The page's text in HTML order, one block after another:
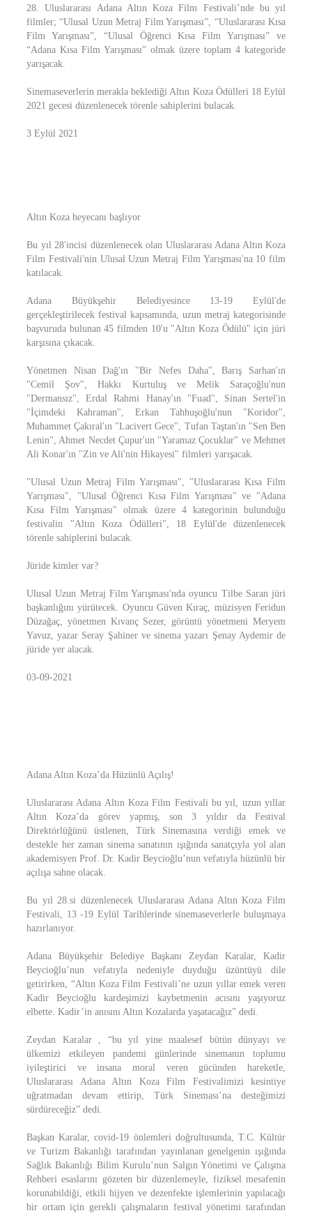
28. Uluslararası Adana Altın Koza Film Festivali’nde bu yıl
filmler; “Ulusal Uzun Metraj Film Yarışması”, “Uluslararası Kısa
Film Yarışması”, “Ulusal Öğrenci Kısa Film Yarışması” ve
“Adana Kısa Film Yarışması” olmak üzere toplam 4 kategoride
yarışacak.
Sinemaseverlerin merakla beklediği Altın Koza Ödülleri 18 Eylül
2021 gecesi düzenlenecek törenle sahiplerini bulacak.
3 Eylül 2021
Altın Koza heyecanı başlıyor
Bu yıl 28'incisi düzenlenecek olan Uluslararası Adana Altın Koza
Film Festivali'nin Ulusal Uzun Metraj Film Yarışması'na 10 film
katılacak.
Adana Büyükşehir Belediyesince 13-19 Eylül'de
gerçekleştirilecek festival kapsamında, uzun metraj kategorisinde
başvuruda bulunan 45 filmden 10'u "Altın Koza Ödülü" için jüri
karşısına çıkacak.
Yönetmen Nisan Dağ'ın "Bir Nefes Daha", Barış Sarhan'ın
"Cemil Şov", Hakkı Kurtuluş ve Melik Saraçoğlu'nun
"Dermansız", Erdal Rahmi Hanay'ın "Fuad", Sinan Sertel'in
"İçimdeki Kahraman", Erkan Tahhuşoğlu'nun "Koridor",
Muhammet Çakıral'ın "Lacivert Gece", Tufan Taştan'ın "Sen Ben
Lenin", Ahmet Necdet Çupur'un "Yaramaz Çocuklar" ve Mehmet
Ali Konar'ın "Zin ve Ali'nin Hikayesi" filmleri yarışacak.
"Ulusal Uzun Metraj Film Yarışması", "Uluslararası Kısa Film
Yarışması", "Ulusal Öğrenci Kısa Film Yarışması" ve "Adana
Kısa Film Yarışması" olmak üzere 4 kategorinin bulunduğu
festivalin "Altın Koza Ödülleri", 18 Eylül'de düzenlenecek
törenle sahiplerini bulacak.
Jüride kimler var?
Ulusal Uzun Metraj Film Yarışması'nda oyuncu Tilbe Saran jüri
başkanlığını yürütecek. Oyuncu Güven Kıraç, müzisyen Feridun
Düzağaç, yönetmen Kıvanç Sezer, görüntü yönetmeni Meryem
Yavuz, yazar Seray Şahiner ve sinema yazarı Şenay Aydemir de
jüride yer alacak.
03-09-2021
Adana Altın Koza’da Hüzünlü Açılış!
Uluslararası Adana Altın Koza Film Festivali bu yıl, uzun yıllar
Altın Koza’da görev yapmış, son 3 yıldır da Festival
Direktörlüğünü üstlenen, Türk Sinemasına verdiği emek ve
destekle her zaman sinema sanatının ışığında sanatçıyla yol alan
akademisyen Prof. Dr. Kadir Beycioğlu’nun vefatıyla hüzünlü bir
açılışa sahne olacak.
Bu yıl 28.si düzenlenecek Uluslararası Adana Altın Koza Film
Festivali, 13 -19 Eylül Tarihlerinde sinemaseverlerle buluşmaya
hazırlanıyor.
Adana Büyükşehir Belediye Başkanı Zeydan Karalar, Kadir
Beycioğlu’nun vefatıyla nedeniyle duyduğu üzüntüyü dile
getirirken, “Altın Koza Film Festivali’ne uzun yıllar emek veren
Kadir Beycioğlu kardeşimizi kaybetmenin acısını yaşıyoruz
elbette. Kadir’in anısını Altın Kozalarda yaşatacağız” dedi.
Zeydan Karalar , “bu yıl yine maalesef bütün dünyayı ve
ülkemizi etkileyen pandemi günlerinde sinemanın toplumu
iyileştirici ve insana moral veren gücünden hareketle,
Uluslararası Adana Altın Koza Film Festivalimizi kesintiye
uğratmadan devam ettirip, Türk Sineması’na desteğimizi
sürdüreceğiz” dedi.
Başkan Karalar, covid-19 önlemleri doğrultusunda, T.C. Kültür
ve Turizm Bakanlığı tarafından yayınlanan genelgenin ışığında
Sağlık Bakanlığı Bilim Kurulu’nun Salgın Yönetimi ve Çalışma
Rehberi esaslarını gözeten bir düzenlemeyle, fiziksel mesafenin
korunabildiği, etkili hijyen ve dezenfekte işlemlerinin yapılacağı
bir ortam için gerekli çalışmaların festival yönetimi tarafından